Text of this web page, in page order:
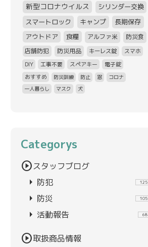
新型コロナウイルス
シリンダー交換
スマートロック
キャンプ
長期保存
アウトドア
食糧 アルファ米
防災食
店舗防犯
防災用品 キーレス錠
スマホ
DIY
工事不要 スペアキー
電子錠
おすすめ
防災訓練 防止 窓
コロナ
一人暮らし
マスク 犬
Categorys
play_circleスタッフブログ
arrow_right 防犯 125
arrow_right 防災 105
arrow_right 活動報告 68
play_circle取扱商品情報